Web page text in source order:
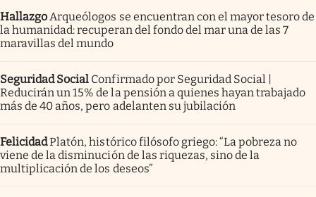
HallazgoArqueólogos se encuentran con el mayor tesoro de
la humanidad: recuperan del fondo del mar una de las 7
maravillas del mundo
Seguridad Social Confirmado por Seguridad Social |
Reducirán un 15% de la pensión a quienes hayan trabajado
más de 40 años, pero adelanten su jubilación
FelicidadPlatón, histórico filósofo griego: “La pobreza no
viene de la disminución de las riquezas, sino de la
multiplicación de los deseos”